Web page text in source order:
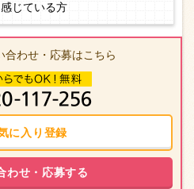
じている方
合わせ・応募はこちら
に入り登録
わせ・応募する